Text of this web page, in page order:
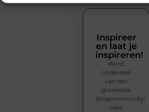
Inspireer
en laat je
inspireren!
Word
onderdeel
van een
groeiende
blogcommunity!
Lees